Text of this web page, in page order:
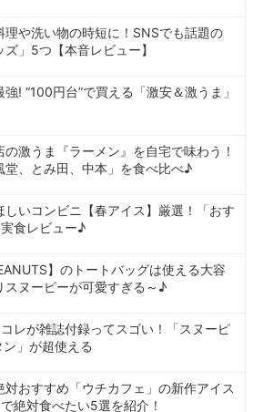
理や洗い物の時短に！SNSでも話題の
ズ」5つ【本音レビュー】
! “100円台”で買える「激安＆激うま」
の激うま『ラーメン』を自宅で味わう！
堂、とみ田、中本」を食べ比べ♪
しいコンビニ【春アイス】厳選！「おす
食レビュー♪
】のトートバッグは使える大容
スヌーピーが可愛すぎる～♪
コレが雑誌付録ってスゴい！「スヌーピ
」が超使える
対おすすめ「ウチカフェ」の新作アイス
絶対食べたい5選を紹介！